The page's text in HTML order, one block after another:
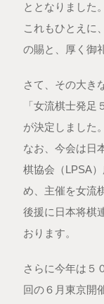
ととなりました。
これもひとえに
の賜と、厚く御
さて、その大き
「女流棋士発
が決定しました。
なお、今会は日
棋協会（LPSA
め、主催を女流
後援に日本将棋
おります。
さらに今年は５
回の６月東京開